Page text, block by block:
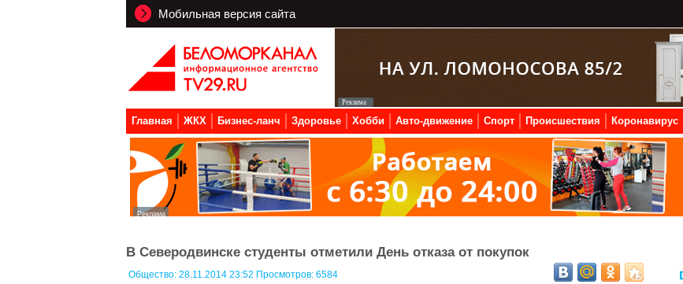
Мобильная версия сайта
Главная ЖКХ Бизнес-ланч Здоровье Хобби Авто-движение Спорт Происшествия Коронавирус
В Северодвинске студенты отметили День отказа от покупок
Общество: 28.11.2014 23:52 Просмотров: 6584